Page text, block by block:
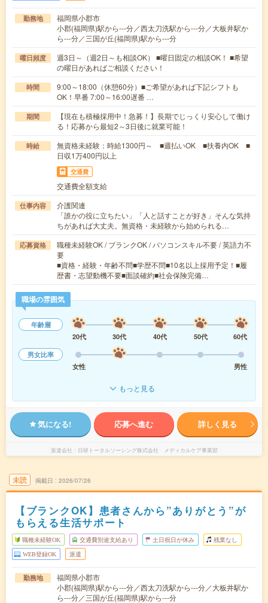
勤務地
福岡県小郡市
小郡(福岡県)駅から---分／西太刀洗駅から---分／大板井駅か
ら---分／三国が丘(福岡県)駅から---分
曜日頻度
週3日～（週2日～も相談OK） ■曜日固定の相談OK！ ■希望
の曜日があればご相談ください！
時間
9:00～18:00（休憩60分）■ご希望があれば下記シフトも
OK！早番 7:00～16:00遅番 …
期間
【現在も積極採用中！急募！】長期でじっくり安心して働け
る！応募から最短2～3日後に就業可能！
時給
無資格未経験：時給1300円～ ■週払いOK ■扶養内OK ■
日収1万400円以上
交通費
交通費全額支給
仕事内容
介護関連
「誰かの役に立ちたい」「人と話すことが好き」そんな気持
ちがあれば大丈夫。無資格・未経験から始められる…
応募資格
職種未経験OK / ブランクOK / パソコンスキル不要 / 英語力不
要
■資格・経験・年齢不問■学歴不問■10名以上採用予定！■履
歴書・志望動機不要■面談確約■社会保険完備…
職場の雰囲気
年齢層
20代
30代 40代 50代
60代
男女比率
女性
男性
もっと見る
気になる! 応募へ進む 詳しく見る
派遣会社 日研トータルソーシング株式会社 メディカルケア事業部
未読 掲載日 2026/07/26
【ブランクOK】患者さんから”ありがとう”が
もらえる生活サポート
職種未経験OK 交通費別途支給あり 土日祝日が休み 残業なし
WEB登録OK 派遣
勤務地
福岡県小郡市
小郡(福岡県)駅から---分／西太刀洗駅から---分／大板井駅か
ら---分／三国が丘(福岡県)駅から---分